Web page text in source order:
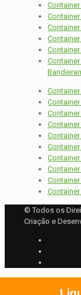
© Todos os
Criação e